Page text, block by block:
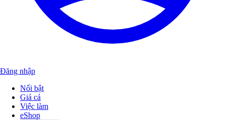
Đăng nhập
Nổi bật
Giá cả
Việc làm
eShop